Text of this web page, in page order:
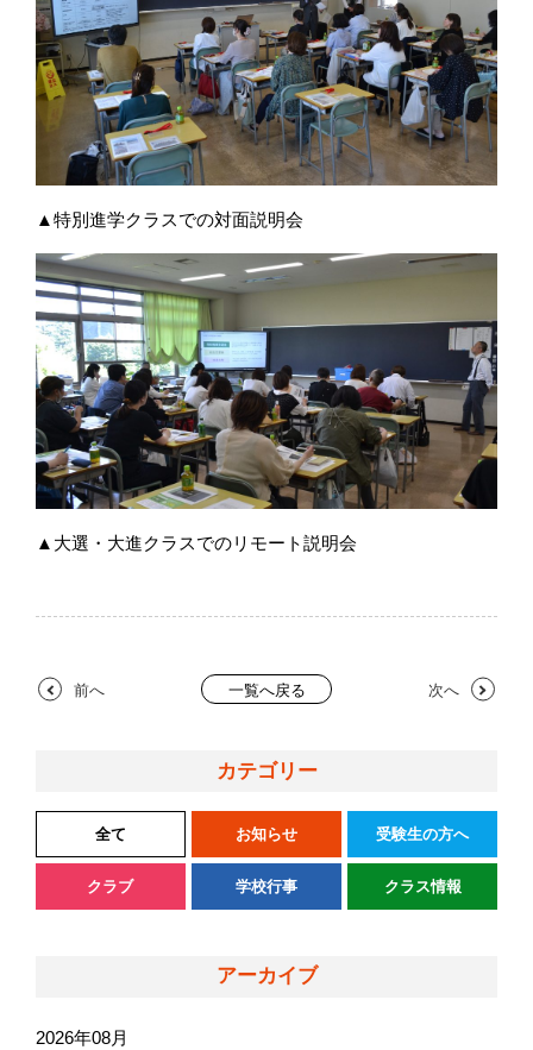
▲特別進学クラスでの対面説明会
▲大選・大進クラスでのリモート説明会
前へ 一覧へ戻る 次へ
カテゴリー
全て お知らせ 受験生の方へ
クラブ 学校行事 クラス情報
アーカイブ
2026年08月